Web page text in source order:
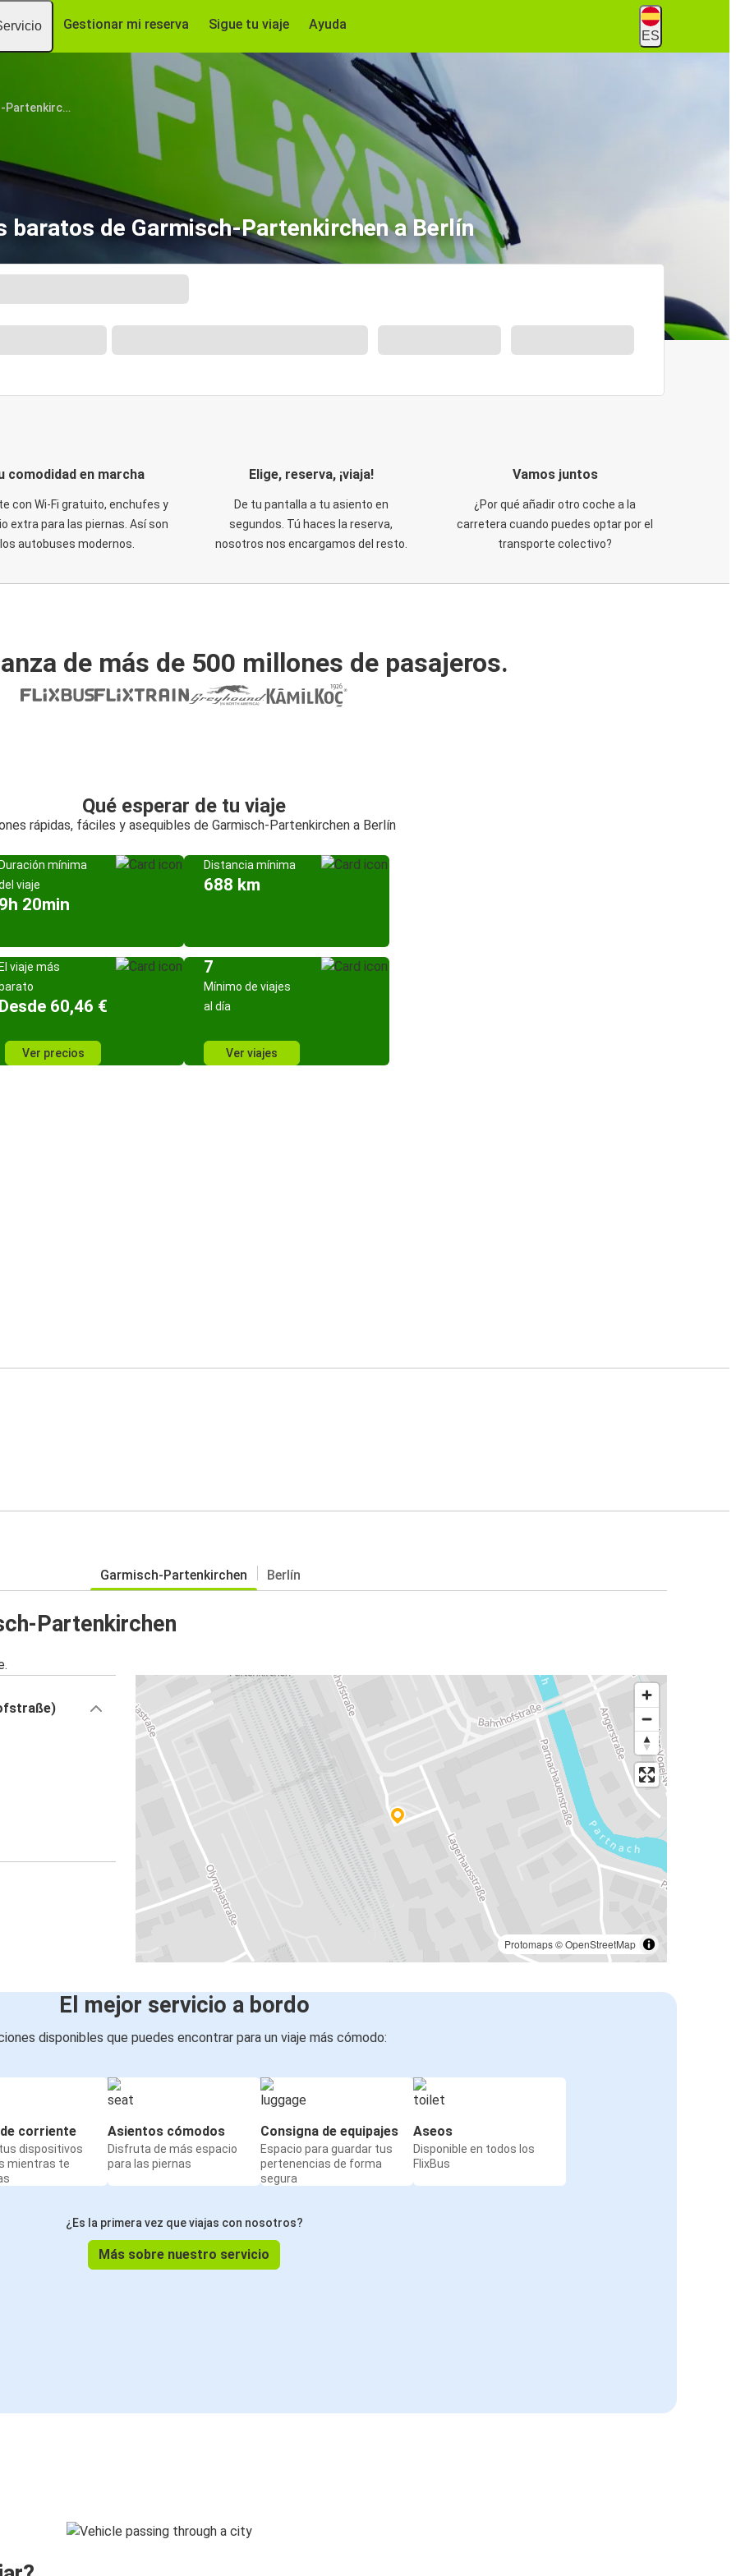
Gestionar mi reserva Sigue tu viaje Ayuda
ES
Garmisch-Partenkirchen
baratos de Garmisch-Partenkirchen a Berlín
comodidad en marcha
con Wi-Fi gratuito, enchufes y
extra para las piernas. Así son
los autobuses modernos.
Elige, reserva, ¡viaja!
De tu pantalla a tu asiento en
segundos. Tú haces la reserva,
nosotros nos encargamos del resto.
Vamos juntos
¿Por qué añadir otro coche a la
carretera cuando puedes optar por el
transporte colectivo?
de más de 500 millones de pasajeros.
Qué esperar de tu viaje
rápidas, fáciles y asequibles de Garmisch-Partenkirchen a Berlín
mínima
viaje
20min
Distancia mínima
688 km
viaje más
60,46 €
Ver precios
7
Mínimo de viajes
al día
Ver viajes
Garmisch-Partenkirchen Berlín
Partenkirchen
Protomaps©OpenStreetMap
El mejor servicio a bordo
disponibles que puedes encontrar para un viaje más cómodo:
corriente
dispositivos
mientras te
Asientos cómodos
Disfruta de más espacio
para las piernas
Consigna de equipajes
Espacio para guardar tus
pertenencias de forma
segura
Aseos
Disponible en todos los
FlixBus
¿Es la primera vez que viajas con nosotros?
Más sobre nuestro servicio